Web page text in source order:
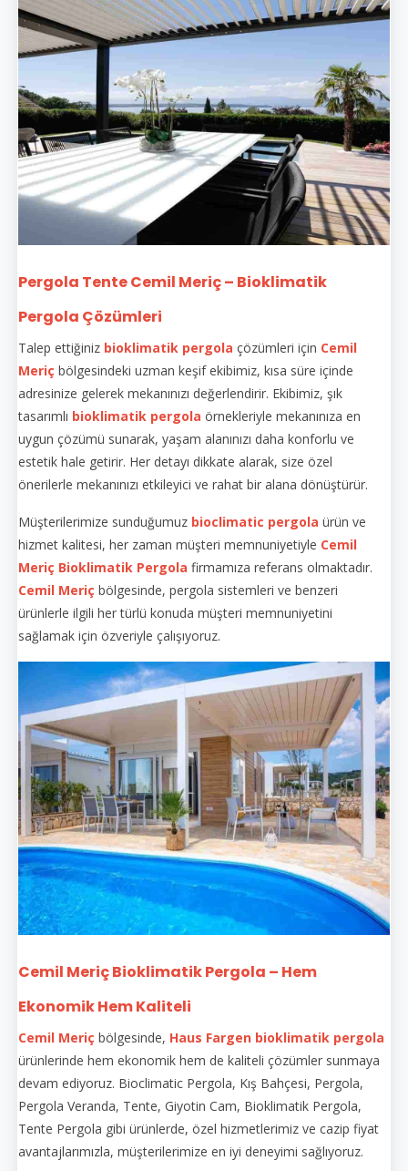
Pergola Tente Cemil Meriç – Bioklimatik
Pergola Çözümleri
Talep ettiğiniz bioklimatik pergola çözümleri için Cemil
Meriç bölgesindeki uzman keşif ekibimiz, kısa süre içinde
adresinize gelerek mekanınızı değerlendirir. Ekibimiz, şık
tasarımlı bioklimatik pergola örnekleriyle mekanınıza en
uygun çözümü sunarak, yaşam alanınızı daha konforlu ve
estetik hale getirir. Her detayı dikkate alarak, size özel
önerilerle mekanınızı etkileyici ve rahat bir alana dönüştürür.
Müşterilerimize sunduğumuz bioclimatic pergola ürün ve
hizmet kalitesi, her zaman müşteri memnuniyetiyle Cemil
Meriç Bioklimatik Pergola firmamıza referans olmaktadır.
Cemil Meriç bölgesinde, pergola sistemleri ve benzeri
ürünlerle ilgili her türlü konuda müşteri memnuniyetini
sağlamak için özveriyle çalışıyoruz.
Cemil Meriç Bioklimatik Pergola – Hem
Ekonomik Hem Kaliteli
Cemil Meriç bölgesinde, Haus Fargen bioklimatik pergola
ürünlerinde hem ekonomik hem de kaliteli çözümler sunmaya
devam ediyoruz. Bioclimatic Pergola, Kış Bahçesi, Pergola,
Pergola Veranda, Tente, Giyotin Cam, Bioklimatik Pergola,
Tente Pergola gibi ürünlerde, özel hizmetlerimiz ve cazip fiyat
avantajlarımızla, müşterilerimize en iyi deneyimi sağlıyoruz.